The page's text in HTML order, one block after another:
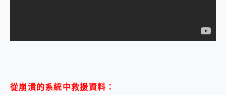
從崩潰的系統中救援資料：